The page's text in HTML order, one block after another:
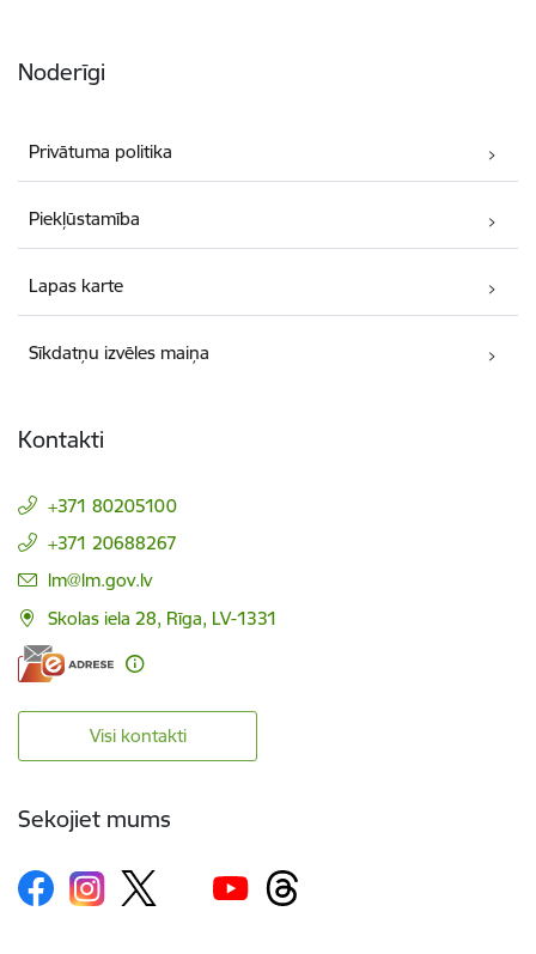
Noderīgi
Privātuma politika
Piekļūstamība
Lapas karte
Sīkdatņu izvēles maiņa
Kontakti
+371 80205100
+371 20688267
E-pasts:
lm@lm.gov.lv
Skolas iela 28, Rīga, LV-1331
Visi kontakti
Sekojiet mums